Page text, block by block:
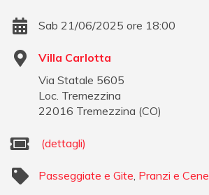
Sab 21/06/2025 ore 18:00
Villa Carlotta
Via Statale 5605
Loc. Tremezzina
22016 Tremezzina (CO)
(dettagli)
Passeggiate e Gite Pranzi e Cene